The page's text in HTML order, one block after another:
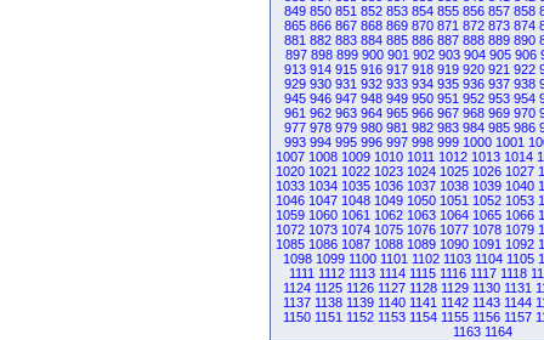
849 850 851 852 853 854 855 856 857 858
865 866 867 868 869 870 871 872 873 874
881 882 883 884 885 886 887 888 889 890
897 898 899 900 901 902 903 904 905 906
913 914 915 916 917 918 919 920 921 922
929 930 931 932 933 934 935 936 937 938
945 946 947 948 949 950 951 952 953 954
961 962 963 964 965 966 967 968 969 970
977 978 979 980 981 982 983 984 985 986
993 994 995 996 997 998 999 1000 1001
1007 1008 1009 1010 1011 1012 1013 1014
1020 1021 1022 1023 1024 1025 1026 1027
1033 1034 1035 1036 1037 1038 1039 1040
1046 1047 1048 1049 1050 1051 1052 1053
1059 1060 1061 1062 1063 1064 1065 1066
1072 1073 1074 1075 1076 1077 1078 1079
1085 1086 1087 1088 1089 1090 1091 1092
1098 1099 1100 1101 1102 1103 1104 1105
1111 1112 1113 1114 1115 1116 1117 1118
1124 1125 1126 1127 1128 1129 1130 1131
1137 1138 1139 1140 1141 1142 1143 1144
1150 1151 1152 1153 1154 1155 1156 1157
1163 1164